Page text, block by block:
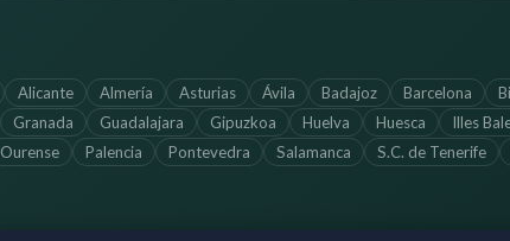
Alicante Almería Asturias Ávila Badajoz Barcelona
Granada Guadalajara Gipuzkoa Huelva Huesca Illes
Ourense Palencia Pontevedra Salamanca S.C. de Tenerife